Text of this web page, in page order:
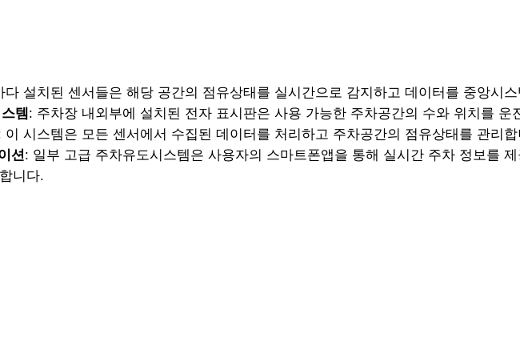
다 설치된 센서들은 해당 공간의 점유상태를 실시간으로 감지하고 데이터를 중앙시
템 : 주차장 내외부에 설치된 전자 표시판은 사용 가능한 주차공간의 수와 위치를 운
이 시스템은 모든 센서에서 수집된 데이터를 처리하고 주차공간의 점유상태를 관리합
션: 일부 고급 주차유도시스템은 사용자의 스마트폰앱을 통해 실시간 주차 정보를
니다.